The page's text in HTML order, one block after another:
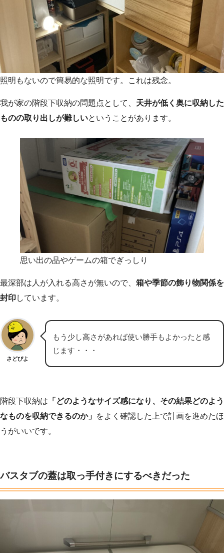
照明もないので簡易的な照明です。これは残念。
我が家の階段下収納の問題点として、 天井が低く奥に収納した
ものの取り出しが難しいということがあります。
思い出の品やゲームの箱でぎっしり
最深部は人が入れる高さが無いので、 箱や季節の飾り物関係を
封印しています。
さどぴよ
もう少し高さがあれば使い勝手もよかったと感
じます・・・
階段下収納は 「どのようなサイズ感になり、その結果どのよう
なものを収納できるのか」 をよく確認した上で計画を進めたほ
うがいいです。
バスタブの蓋は取っ手付きにするべきだった